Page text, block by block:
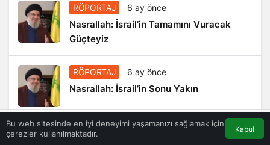
RÖPORTAJ 6 ay önce
Nasrallah: İsrail’in Tamamını Vuracak
Güçteyiz
RÖPORTAJ 6 ay önce
Nasrallah: İsrail’in Sonu Yakın
Bu web sitesinde en iyi deneyimi yaşamanızı sağlamak için
çerezler kullanılmaktadır.
Kabul
Anasayfa Akış Trafik